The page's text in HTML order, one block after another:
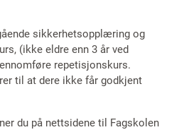
sikkerhetsopplæring og
(ikke eldre enn 3 år ved
repetisjonskurs.
til at dere ikke får godkjent
du på nettsidene til Fagskolen